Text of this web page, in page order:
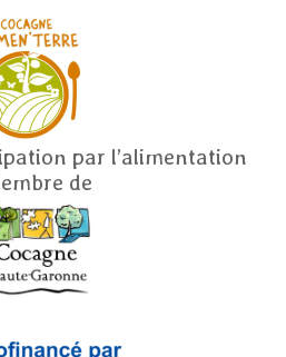
par l’alimentation
de